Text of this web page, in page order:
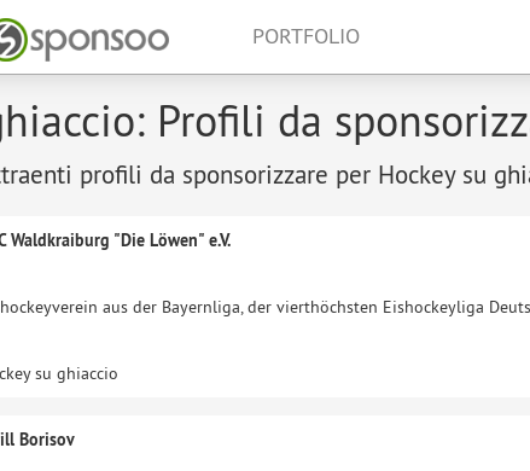
PORTFOLIO
Profili da
profili da sponsorizzare per Hockey su
Waldkraiburg "Die Löwen" e.V.
aus der Bayernliga, der vierthöchsten Eishockeyliga
su ghiaccio
Borisov